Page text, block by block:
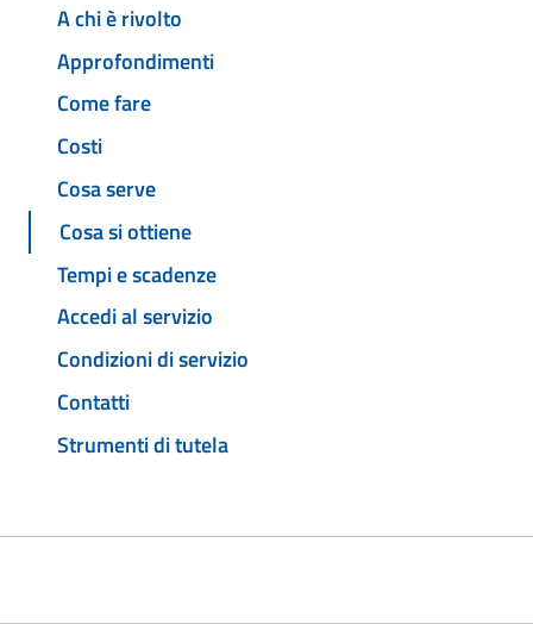
A chi è rivolto
Approfondimenti
Come fare
Costi
Cosa serve
Cosa si ottiene
Tempi e scadenze
Accedi al servizio
Condizioni di servizio
Contatti
Strumenti di tutela